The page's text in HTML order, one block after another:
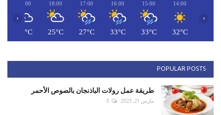
14:00
32°C
15:00
33°C
16:00
33°C
17:00
27°C
18:00
25°C
19:00
26°C
‹ ›
POPULAR POSTS
طريقة عمل رولات الباذنجان بالصوص الأحمر
مارس 21, 2025 0